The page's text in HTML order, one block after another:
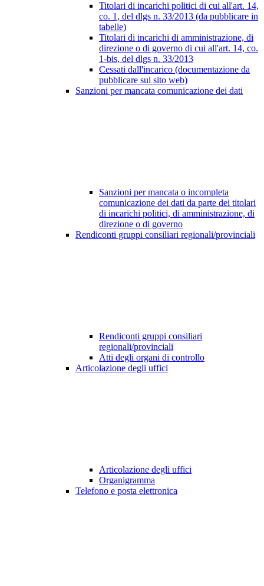
Titolari di incarichi politici di cui all'art. 14,
co. 1, del dlgs n. 33/2013 (da pubblicare in
tabelle)
Titolari di incarichi di amministrazione, di
direzione o di governo di cui all'art. 14, co.
1-bis, del dlgs n. 33/2013
Cessati dall'incarico (documentazione da
pubblicare sul sito web)
Sanzioni per mancata comunicazione dei dati
Sanzioni per mancata o incompleta
comunicazione dei dati da parte dei titolari
di incarichi politici, di amministrazione, di
direzione o di governo
Rendiconti gruppi consiliari regionali/provinciali
Rendiconti gruppi consiliari
regionali/provinciali
Atti degli organi di controllo
Articolazione degli uffici
Articolazione degli uffici
Organigramma
Telefono e posta elettronica